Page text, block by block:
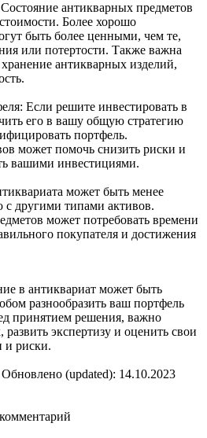
антикварных предметов
Более хорошо
быть более ценными, чем те,
или потертости. Также важна
антикварных изделий,
Если решите инвестировать в
его в вашу общую стратегию
портфель.
может помочь снизить риски и
вашими инвестициями.
может быть менее
другими типами активов.
может потребовать времени
покупателя и достижения
в антиквариат может быть
разнообразить ваш портфель
принятием решения, важно
экспертизу и оценить свои
и риски.
Обновлено (updated): 14.10.2023